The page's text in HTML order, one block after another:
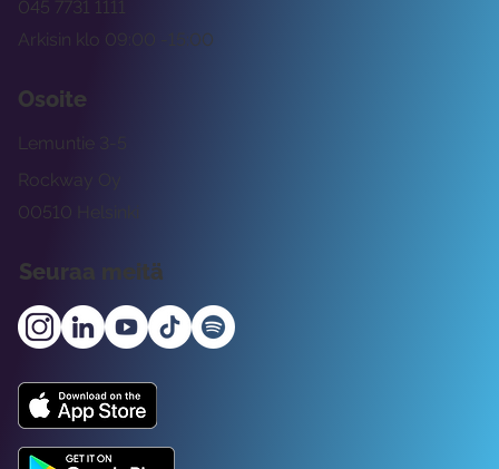
Arkisin klo 09:00 -15:00
045 7731 1111
Osoite
Rockway Oy
Lemuntie 3-5
00510 Helsinki
Seuraa meitä